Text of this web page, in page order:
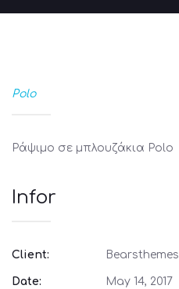
Polo
Ράψιμο σε μπλουζάκια Polo
Infor
Client: Bearsthemes
Date: May 14, 2017